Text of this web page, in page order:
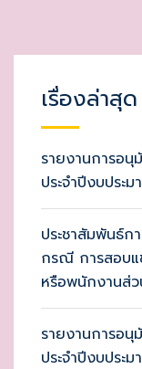
เรื่องล่าสุด
รายงานการอ
ประจำปีงบปร
ประชาสัมพันธ์ก
กรณี การสอบแ
หรือพนักงานส่
รายงานการอนุ
ประจำปีงบประ